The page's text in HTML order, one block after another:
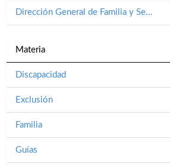
Dirección General de Familia y Se...
Materia
Discapacidad
Exclusión
Familia
Guías